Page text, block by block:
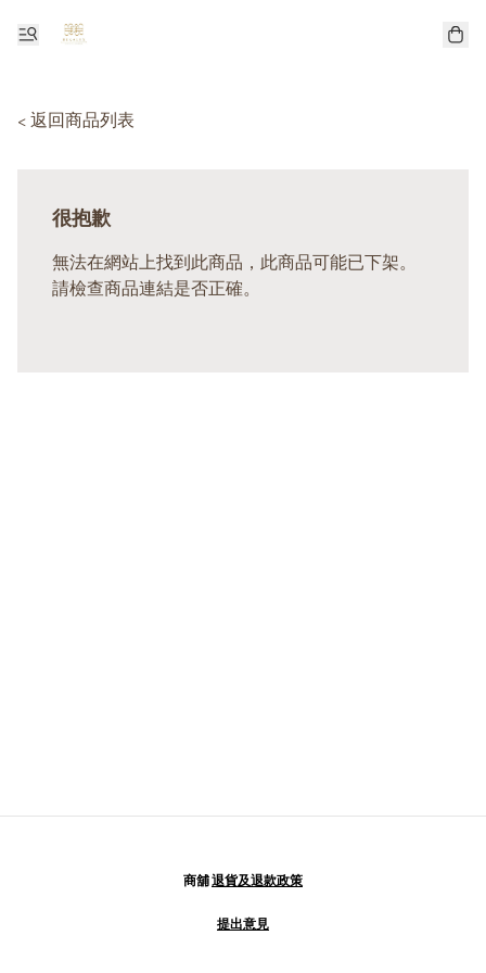
< 返回商品列表
很抱歉
無法在網站上找到此商品，此商品可能已下架。
請檢查商品連結是否正確。
商舖退貨及退款政策
提出意見